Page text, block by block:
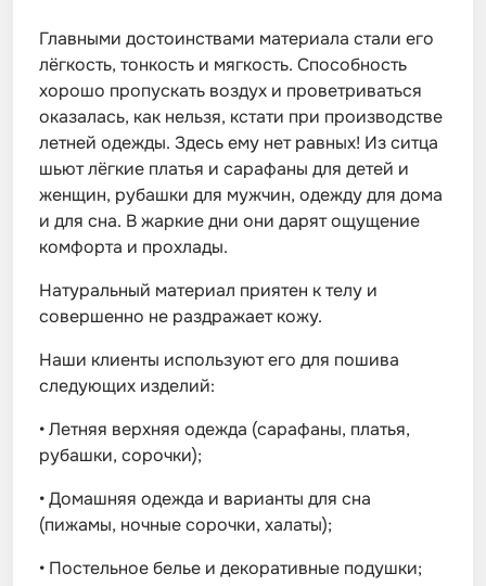
Главными достоинствами материала стали его
лёгкость, тонкость и мягкость. Способность
хорошо пропускать воздух и проветриваться
оказалась, как нельзя, кстати при производстве
летней одежды. Здесь ему нет равных! Из ситца
шьют лёгкие платья и сарафаны для детей и
женщин, рубашки для мужчин, одежду для дома
и для сна. В жаркие дни они дарят ощущение
комфорта и прохлады.
Натуральный материал приятен к телу и
совершенно не раздражает кожу.
Наши клиенты используют его для пошива
следующих изделий:
•Летняя верхняя одежда (сарафаны, платья,
рубашки, сорочки);
•Домашняя одежда и варианты для сна
(пижамы, ночные сорочки, халаты);
• Постельное белье и декоративные подушки;